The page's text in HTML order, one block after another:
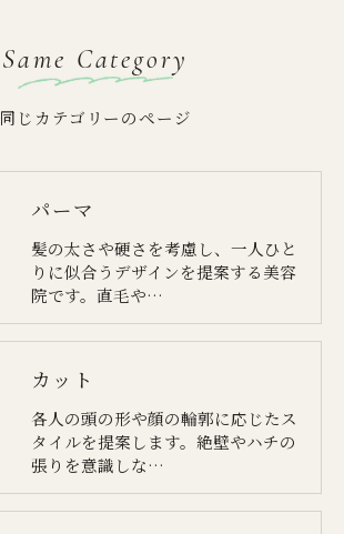
同じカテゴリーのページ
Same Category
パーマ
髪の太さや硬さを考慮し、一人ひと
りに似合うデザインを提案する美容
院です。直毛や…
カット
各人の頭の形や顔の輪郭に応じたス
タイルを提案します。絶壁やハチの
張りを意識しな…